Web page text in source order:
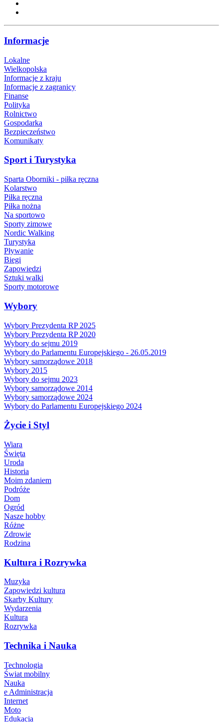
Informacje
Lokalne
Wielkopolska
Informacje z kraju
Informacje z zagranicy
Finanse
Polityka
Rolnictwo
Gospodarka
Bezpieczeństwo
Komunikaty
Sport i Turystyka
Sparta Oborniki - piłka ręczna
Kolarstwo
Piłka ręczna
Piłka nożna
Na sportowo
Sporty zimowe
Nordic Walking
Turystyka
Pływanie
Biegi
Zapowiedzi
Sztuki walki
Sporty motorowe
Wybory
Wybory Prezydenta RP 2025
Wybory Prezydenta RP 2020
Wybory do sejmu 2019
Wybory do Parlamentu Europejskiego - 26.05.2019
Wybory samorządowe 2018
Wybory 2015
Wybory do sejmu 2023
Wybory samorządowe 2014
Wybory samorządowe 2024
Wybory do Parlamentu Europejskiego 2024
Życie i Styl
Wiara
Święta
Uroda
Historia
Moim zdaniem
Podróże
Dom
Ogród
Nasze hobby
Różne
Zdrowie
Rodzina
Kultura i Rozrywka
Muzyka
Zapowiedzi kultura
Skarby Kultury
Wydarzenia
Kultura
Rozrywka
Technika i Nauka
Technologia
Świat mobilny
Nauka
e Administracja
Internet
Moto
Edukacja